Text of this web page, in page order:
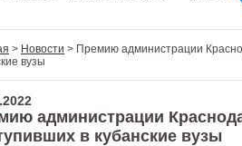
> Новости > Премию администрации
вузы
администрации
в кубанские вузы